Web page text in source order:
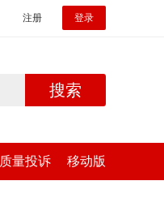
注册 登录
搜索
质量投诉 移动版